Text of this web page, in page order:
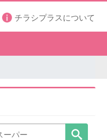
チラシプラスについて